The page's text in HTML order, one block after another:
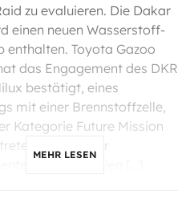
zu evaluieren. Die Dakar
einen neuen Wasserstoff-
enthalten. Toyota Gazoo
das Engagement des DKR
bestätigt, eines
mit einer Brennstoffzelle,
Kategorie Future Mission
wird, die für
MEHR LESEN